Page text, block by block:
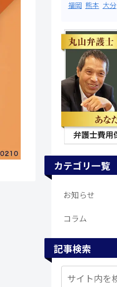
福岡 熊本 大分
カテゴリ一覧
お知らせ
コラム
記事検索